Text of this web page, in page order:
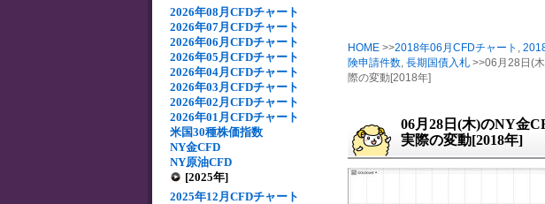
2026年08月CFDチャート
2026年07月CFDチャート
2026年06月CFDチャート
2026年05月CFDチャート
2026年04月CFDチャート
2026年03月CFDチャート
2026年02月CFDチャート
2026年01月CFDチャート
米国30種株価指数
NY金CFD
NY原油CFD
[2025年]
2025年12月CFDチャート
HOME >>2018年06月CFDチャート ,
険申請件数, 長期国債入札 >>06月28日(
際の変動[2018年]
06月28日(木)のNY金
実際の変動[2018年]